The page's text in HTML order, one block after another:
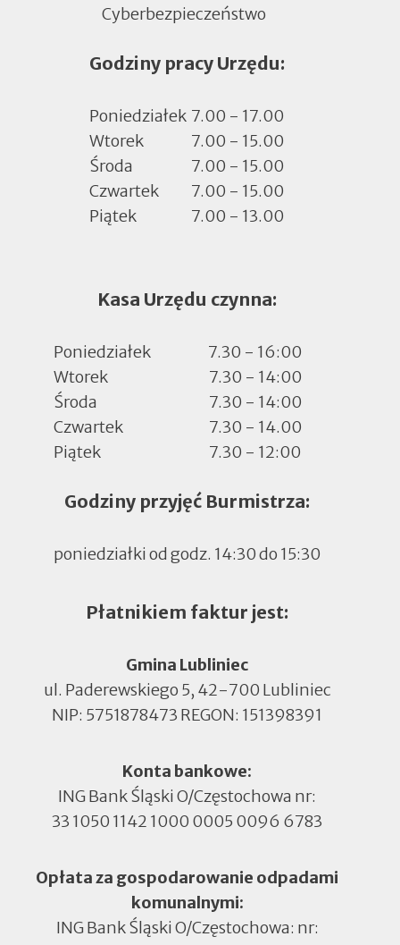
Cyberbezpieczeństwo
w
zakładce
Godziny pracy Urzędu:
Poniedziałek 7.00 - 17.00
Wtorek
7.00 - 15.00
Środa
7.00 - 15.00
Czwartek
7.00 - 15.00
Piątek
7.00 - 13.00
Kasa Urzędu czynna:
Poniedziałek
7.30 - 16:00
Wtorek
7.30 - 14:00
Środa
7.30 - 14:00
Czwartek
7.30 - 14.00
Piątek
7.30 - 12:00
Godziny przyjęć Burmistrza:
poniedziałki od godz. 14:30 do 15:30
Płatnikiem faktur jest:
Gmina Lubliniec
ul. Paderewskiego 5, 42-700 Lubliniec
NIP: 5751878473 REGON: 151398391
Konta bankowe:
ING Bank Śląski O/Częstochowa nr:
33 1050 1142 1000 0005 0096 6783
Opłata za gospodarowanie odpadami
komunalnymi:
ING Bank Śląski O/Częstochowa: nr: